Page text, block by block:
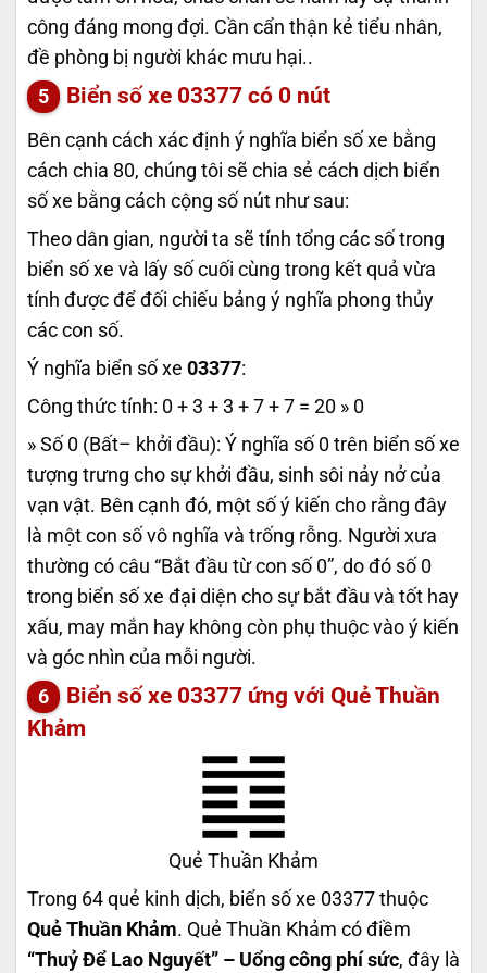
công đáng mong đợi. Cần cẩn thận kẻ tiểu nhân,
đề phòng bị người khác mưu hại..
Biển số xe 03377 có 0 nút
Bên cạnh cách xác định ý nghĩa biển số xe bằng
cách chia 80, chúng tôi sẽ chia sẻ cách dịch biển
số xe bằng cách cộng số nút như sau:
Theo dân gian, người ta sẽ tính tổng các số trong
biển số xe và lấy số cuối cùng trong kết quả vừa
tính được để đối chiếu bảng ý nghĩa phong thủy
các con số.
Ý nghĩa biển số xe 03377:
Công thức tính: 0 + 3 + 3 + 7 + 7 = 20 » 0
» Số 0 (Bất– khởi đầu): Ý nghĩa số 0 trên biển số xe
tượng trưng cho sự khởi đầu, sinh sôi nảy nở của
vạn vật. Bên cạnh đó, một số ý kiến cho rằng đây
là một con số vô nghĩa và trống rỗng. Người xưa
thường có câu “Bắt đầu từ con số 0”, do đó số 0
trong biển số xe đại diện cho sự bắt đầu và tốt hay
xấu, may mắn hay không còn phụ thuộc vào ý kiến
và góc nhìn của mỗi người.
Biển số xe 03377 ứng với Quẻ Thuần
Khảm
Quẻ Thuần Khảm
Trong 64 quẻ kinh dịch, biển số xe 03377 thuộc
Quẻ Thuần Khảm. Quẻ Thuần Khảm có điềm
“Thuỷ Để Lao Nguyết” – Uổng công phí sức, đây là